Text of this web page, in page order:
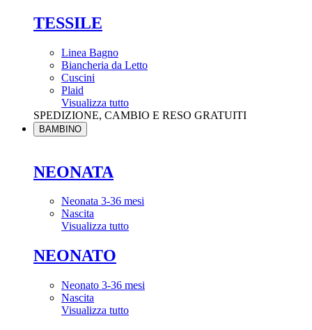
TESSILE
Linea Bagno
Biancheria da Letto
Cuscini
Plaid
Visualizza tutto
SPEDIZIONE, CAMBIO E RESO GRATUITI
BAMBINO
NEONATA
Neonata 3-36 mesi
Nascita
Visualizza tutto
NEONATO
Neonato 3-36 mesi
Nascita
Visualizza tutto